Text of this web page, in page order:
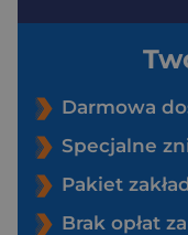
Darmowa
Specjalne
Pakiet
Brak opłat